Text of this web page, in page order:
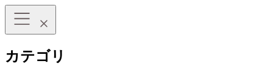
カテゴリ